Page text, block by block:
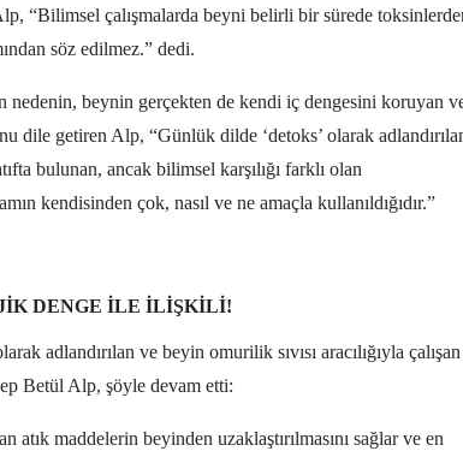
“Bilimsel çalışmalarda beyni belirli bir sürede
söz edilmez.” dedi.
nedenin, beynin gerçekten de kendi iç dengesini koruyan
dile getiren Alp, “Günlük dilde ‘detoks’ olarak
bulunan, ancak bilimsel karşılığı farklı olan
kendisinden çok, nasıl ve ne amaçla kullanıldığıdır.”
DENGE ILE ILIŞKILI!
adlandırılan ve beyin omurilik sıvısı aracılığıyla çalışan
Betül Alp, şöyle devam etti:
maddelerin beyinden uzaklaştırılmasını sağlar ve en